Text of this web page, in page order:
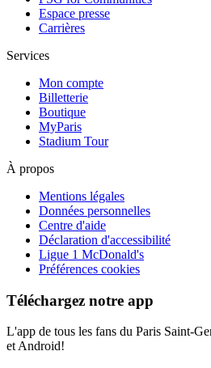
Espace presse
Carrières
Services
Mon compte
Billetterie
Boutique
MyParis
Stadium Tour
À propos
Mentions légales
Données personnelles
Centre d'aide
Déclaration d'accessibilité
Ligue 1 McDonald's
Préférences cookies
Téléchargez notre app
L'app de tous les fans du Paris Saint-
et Android!